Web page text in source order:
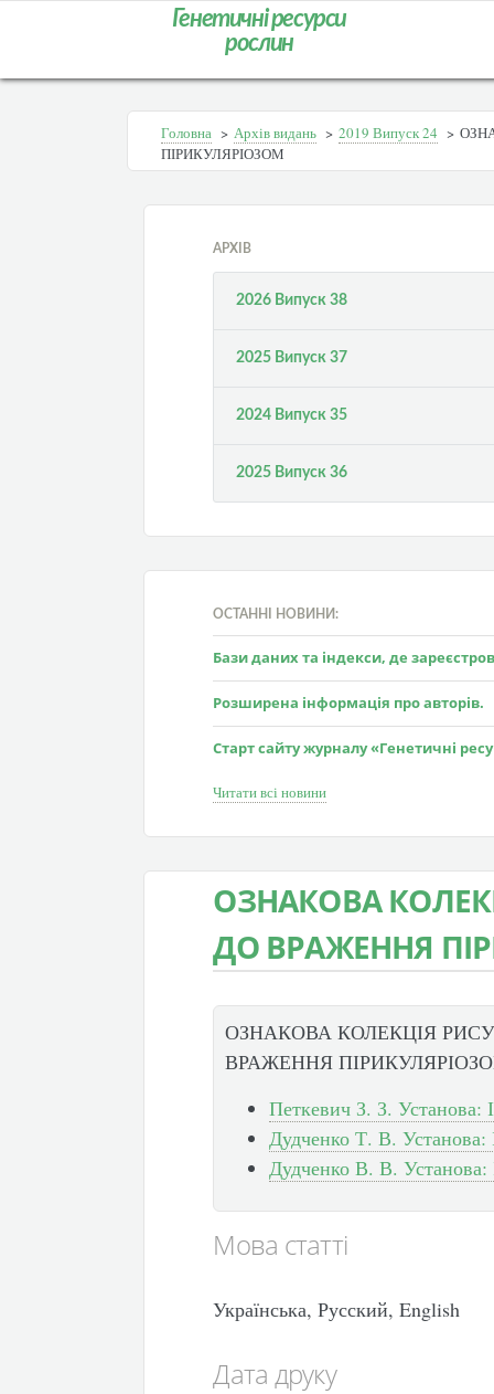
Генетичні ресурси
рослин
Головна > Архів видань > 2019 Випуск 24 >
ПІРИКУЛЯРІОЗОМ
АРХІВ
2026 Випуск 38
2025 Випуск 37
2024 Випуск 35
2025 Випуск 36
ОСТАННІ НОВИНИ:
Бази даних та індекси, де
Розширена інформація про авторів.
Старт сайту журналу «Генетичні
Читати всі новини
ОЗНАКОВА
ДО ВРАЖЕННЯ
ОЗНАКОВА КОЛЕКЦІЯ
ВРАЖЕННЯ
Петкевич З. З.
Дудченко Т. В.
Дудченко В. В.
Мова статті
Українська, Русский, English
Дата друку